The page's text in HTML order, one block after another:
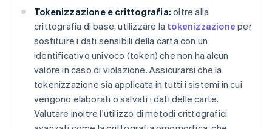
Tokenizzazione e crittografia: oltre alla
crittografia di base, utilizzare la tokenizzazione per
sostituire i dati sensibili della carta con un
identificativo univoco (token) che non ha alcun
valore in caso di violazione. Assicurarsi che la
tokenizzazione sia applicata in tutti i sistemi in cui
vengono elaborati o salvati i dati delle carte.
Valutare inoltre l'utilizzo di metodi crittografici